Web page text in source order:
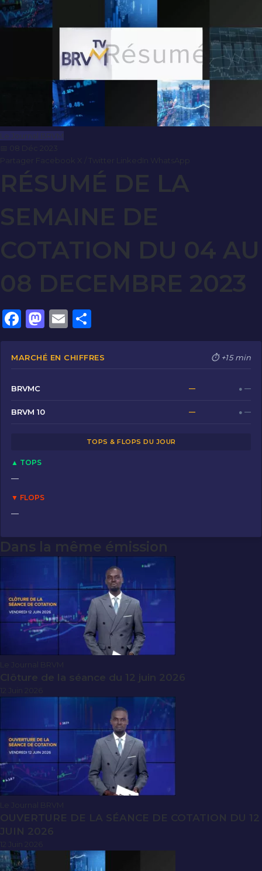
Le Journal BRVM
📅 08 Déc 2023
RÉSUMÉ DE LA
SEMAINE DE
COTATION DU 04 AU
08 DECEMBRE 2023
F
a
c
b
o
o
M
a
st
o
n
E
m
ai
ar
ta
MARCHÉ EN CHIFFRES ⏱ +15 min
BRVMC — ● —
BRVM 10 — ● —
TOPS & FLOPS DU JOUR
▲ TOPS
—
▼ FLOPS
—
Dans la même émission
Le Journal BRVM
Clôture de la séance du 12 juin 2026
Le Journal BRVM
OUVERTURE DE LA SÉANCE DE COTATION DU 12
JUIN 2026